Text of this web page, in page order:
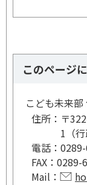
このページ
こども未来
住所： 〒
1（行
電話：
FAX： 0289-
Mail：